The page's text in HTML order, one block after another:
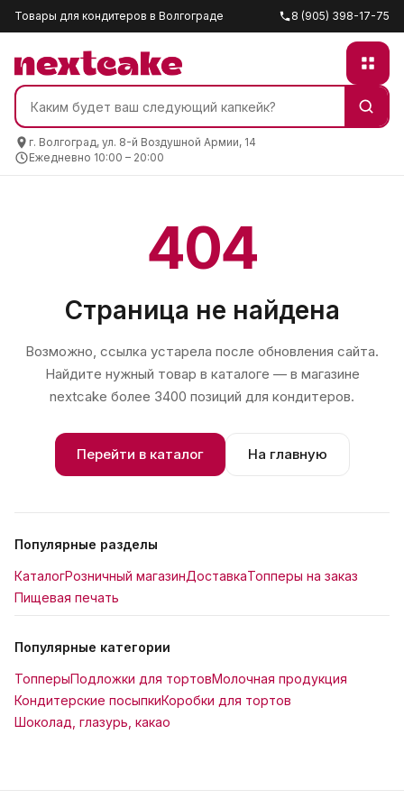
Товары для кондитеров в Волгограде 8 (905) 398-17-75
г. Волгоград, ул. 8-й Воздушной Армии, 14
Ежедневно 10:00 – 20:00
404
Страница не найдена
Возможно, ссылка устарела после обновления сайта.
Найдите нужный товар в каталоге — в магазине
nextcake более 3400 позиций для кондитеров.
Перейти в каталог На главную
Популярные разделы
КаталогРозничный магазинДоставкаТопперы на заказ
Пищевая печать
Популярные категории
ТопперыПодложки для тортовМолочная продукция
Кондитерские посыпкиКоробки для тортов
Шоколад, глазурь, какао